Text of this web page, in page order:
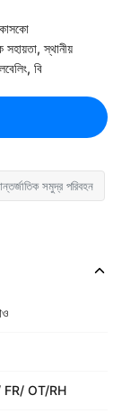
স্থানীয়
বি
সমুদ্র পরিবহন
OT/RH